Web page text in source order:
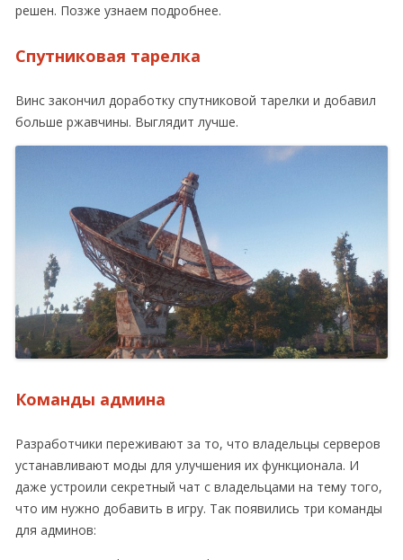
решен. Позже узнаем подробнее.
Спутниковая тарелка
Винс закончил доработку спутниковой тарелки и добавил
больше ржавчины. Выглядит лучше.
Команды админа
Разработчики переживают за то, что владельцы серверов
устанавливают моды для улучшения их функционала. И
даже устроили секретный чат с владельцами на тему того,
что им нужно добавить в игру. Так появились три команды
для админов: